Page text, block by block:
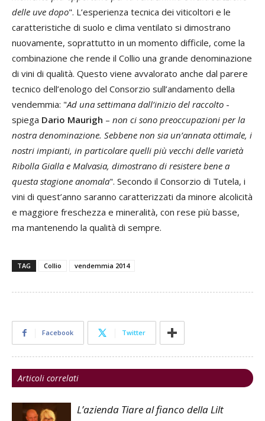
delle uve dopo". L’esperienza tecnica dei viticoltori e le
caratteristiche di suolo e clima ventilato si dimostrano
nuovamente, soprattutto in un momento difficile, come la
combinazione che rende il Collio una grande denominazione
di vini di qualità. Questo viene avvalorato anche dal parere
tecnico dell’enologo del Consorzio sull’andamento della
vendemmia: "Ad una settimana dall’inizio del raccolto -
spiega Dario Maurigh – non ci sono preoccupazioni per la
nostra denominazione. Sebbene non sia un’annata ottimale, i
nostri impianti, in particolare quelli più vecchi delle varietà
Ribolla Gialla e Malvasia, dimostrano di resistere bene a
questa stagione anomala". Secondo il Consorzio di Tutela, i
vini di quest’anno saranno caratterizzati da minore alcolicità
e maggiore freschezza e mineralità, con rese più basse,
ma mantenendo la qualità di sempre.
TAG Collio vendemmia 2014
Facebook Twitter
Articoli correlati
L’azienda Tiare al fianco della Lilt